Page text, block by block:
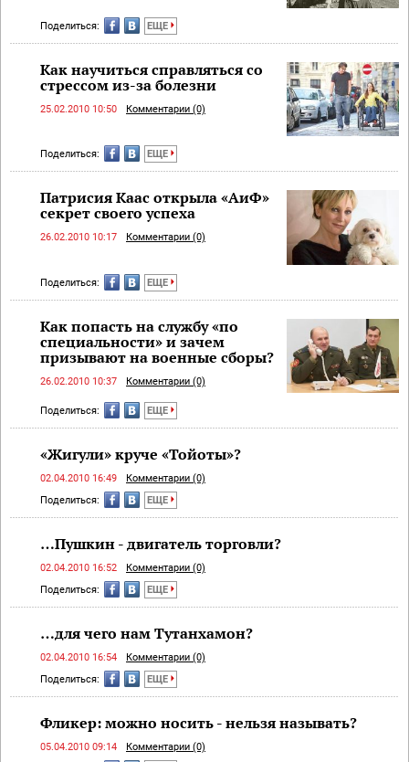
Поделиться: ЕЩЕ
Как научиться справляться со
стрессом из-за болезни
25.02.2010 10:50 Комментарии (0)
Поделиться: ЕЩЕ
Патрисия Каас открыла «АиФ»
секрет своего успеха
26.02.2010 10:17 Комментарии (0)
Поделиться: ЕЩЕ
Как попасть на службу «по
специальности» и зачем
призывают на военные сборы?
26.02.2010 10:37 Комментарии (0)
Поделиться: ЕЩЕ
«Жигули» круче «Тойоты»?
02.04.2010 16:49
Комментарии (0)
Поделиться:
ЕЩЕ
…Пушкин - двигатель торговли?
02.04.2010 16:52
Комментарии (0)
Поделиться:
ЕЩЕ
…для чего нам Тутанхамон?
02.04.2010 16:54
Комментарии (0)
Поделиться:
ЕЩЕ
Фликер: можно носить - нельзя называть?
05.04.2010 09:14
Комментарии (0)